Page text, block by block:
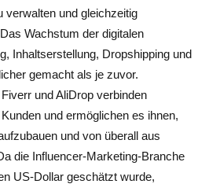
verwalten und gleichzeitig
Wachstum der digitalen
Inhaltserstellung, Dropshipping und
gemacht als je zuvor.
und AliDrop verbinden
und ermöglichen es ihnen,
und von überall aus
die Influencer-Marketing-Branche
US-Dollar geschätzt wurde,